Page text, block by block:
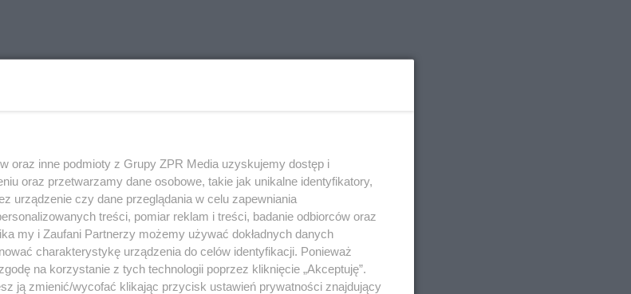
przeboje artysty z
oraz inne podmioty z Grupy ZPR Media uzyskujemy dostęp i
oraz przetwarzamy dane osobowe, takie jak unikalne identyfikatory,
urządzenie czy dane przeglądania w celu zapewniania
treści, pomiar reklam i treści, badanie odbiorców oraz
my i Zaufani Partnerzy możemy używać dokładnych danych
charakterystykę urządzenia do celów identyfikacji. Ponieważ
na korzystanie z tych technologii poprzez kliknięcie „Akceptuję”.
ją zmienić/wycofać klikając przycisk ustawień prywatności znajdujący